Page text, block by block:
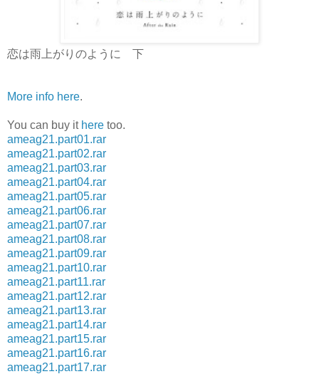
恋は雨上がりのように 下
More info here.
You can buy it here too.
ameag21.part01.rar
ameag21.part02.rar
ameag21.part03.rar
ameag21.part04.rar
ameag21.part05.rar
ameag21.part06.rar
ameag21.part07.rar
ameag21.part08.rar
ameag21.part09.rar
ameag21.part10.rar
ameag21.part11.rar
ameag21.part12.rar
ameag21.part13.rar
ameag21.part14.rar
ameag21.part15.rar
ameag21.part16.rar
ameag21.part17.rar